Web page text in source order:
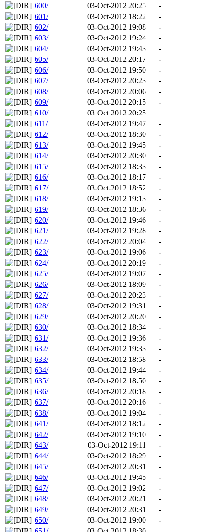
600/
03-Oct-2012 20:25
-
601/
03-Oct-2012 18:22
-
602/
03-Oct-2012 19:08
-
603/
03-Oct-2012 19:24
-
604/
03-Oct-2012 19:43
-
605/
03-Oct-2012 20:17
-
606/
03-Oct-2012 19:50
-
607/
03-Oct-2012 20:23
-
608/
03-Oct-2012 20:06
-
609/
03-Oct-2012 20:15
-
610/
03-Oct-2012 20:25
-
611/
03-Oct-2012 19:47
-
612/
03-Oct-2012 18:30
-
613/
03-Oct-2012 19:45
-
614/
03-Oct-2012 20:30
-
615/
03-Oct-2012 18:33
-
616/
03-Oct-2012 18:17
-
617/
03-Oct-2012 18:52
-
618/
03-Oct-2012 19:13
-
619/
03-Oct-2012 18:36
-
620/
03-Oct-2012 19:46
-
621/
03-Oct-2012 19:28
-
622/
03-Oct-2012 20:04
-
623/
03-Oct-2012 19:06
-
624/
03-Oct-2012 20:19
-
625/
03-Oct-2012 19:07
-
626/
03-Oct-2012 18:09
-
627/
03-Oct-2012 20:23
-
628/
03-Oct-2012 19:31
-
629/
03-Oct-2012 20:20
-
630/
03-Oct-2012 18:34
-
631/
03-Oct-2012 19:36
-
632/
03-Oct-2012 19:33
-
633/
03-Oct-2012 18:58
-
634/
03-Oct-2012 19:44
-
635/
03-Oct-2012 18:50
-
636/
03-Oct-2012 20:18
-
637/
03-Oct-2012 20:16
-
638/
03-Oct-2012 19:04
-
641/
03-Oct-2012 18:12
-
642/
03-Oct-2012 19:10
-
643/
03-Oct-2012 19:11
-
644/
03-Oct-2012 18:29
-
645/
03-Oct-2012 20:31
-
646/
03-Oct-2012 19:45
-
647/
03-Oct-2012 19:02
-
648/
03-Oct-2012 20:21
-
649/
03-Oct-2012 20:31
-
650/
03-Oct-2012 19:00
-